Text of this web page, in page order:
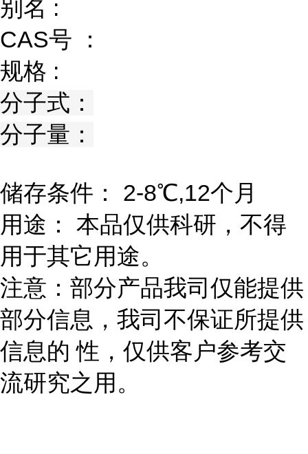
别名 :
CAS号 ：
规格 :
分子式：
分子量：
储存条件： 2-8℃,12个月
用途： 本品仅供科研，不得
用于其它用途。
注意：部分产品我司仅能提供
部分信息，我司不保证所提供
信息的 性，仅供客户参考交
流研究之用。